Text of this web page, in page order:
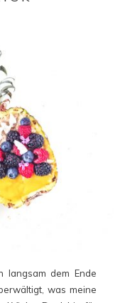
langsam dem Ende
was meine